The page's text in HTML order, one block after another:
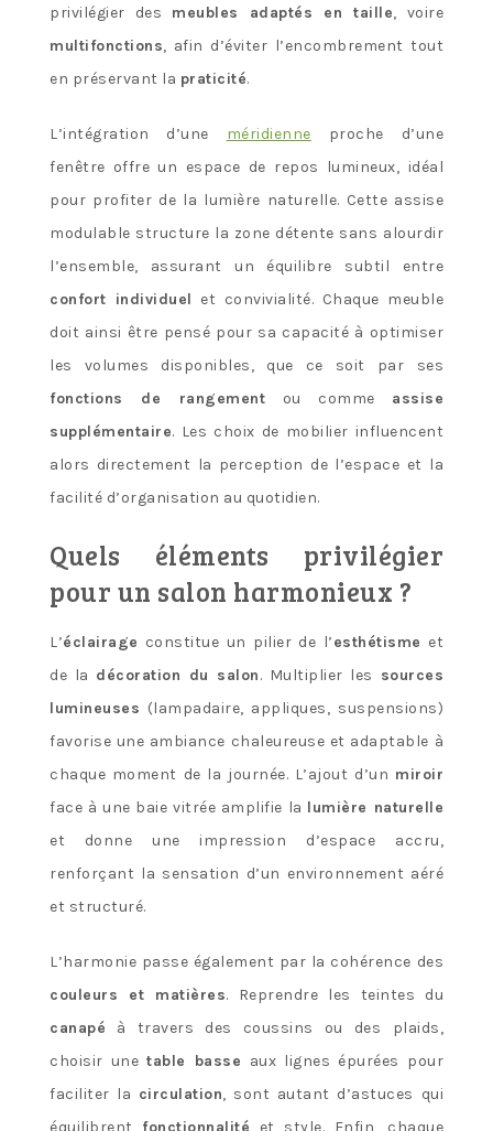
privilégier des meubles adaptés en taille, voire
multifonctions, afin d’éviter l’encombrement tout
en préservant la praticité.
L’intégration d’une méridienne proche d’une
fenêtre offre un espace de repos lumineux, idéal
pour profiter de la lumière naturelle. Cette assise
modulable structure la zone détente sans alourdir
l’ensemble, assurant un équilibre subtil entre
confort individuel et convivialité. Chaque meuble
doit ainsi être pensé pour sa capacité à optimiser
les volumes disponibles, que ce soit par ses
fonctions de rangement ou comme assise
supplémentaire. Les choix de mobilier influencent
alors directement la perception de l’espace et la
facilité d’organisation au quotidien.
Quels éléments privilégier
pour un salon harmonieux ?
L’éclairage constitue un pilier de l’esthétisme et
de la décoration du salon. Multiplier les sources
lumineuses (lampadaire, appliques, suspensions)
favorise une ambiance chaleureuse et adaptable à
chaque moment de la journée. L’ajout d’un miroir
face à une baie vitrée amplifie la lumière naturelle
et donne une impression d’espace accru,
renforçant la sensation d’un environnement aéré
et structuré.
L’harmonie passe également par la cohérence des
couleurs et matières. Reprendre les teintes du
canapé à travers des coussins ou des plaids,
choisir unetable basse aux lignes épurées pour
faciliter la circulation, sont autant d’astuces qui